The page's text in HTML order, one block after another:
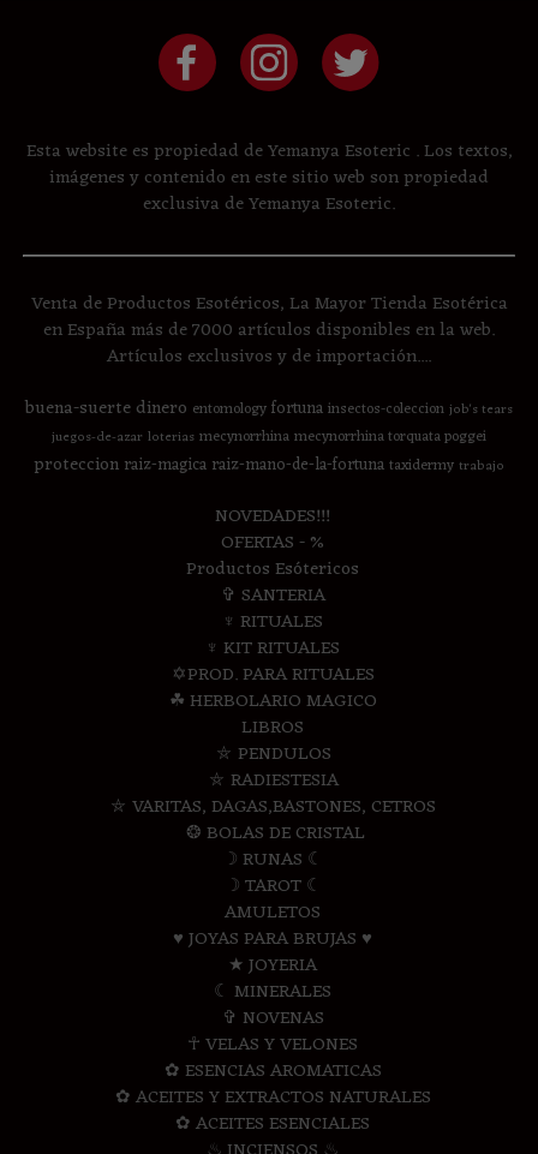
Esta website es propiedad de Yemanya Esoteric . Los textos,
imágenes y contenido en este sitio web son propiedad
exclusiva de Yemanya Esoteric.
Venta de Productos Esotéricos, La Mayor Tienda Esotérica
en España más de 7000 artículos disponibles en la web.
Artículos exclusivos y de importación....
buena-suertedinero entomologyfortunainsectos-coleccion job's tears
juegos-de-azar loterias mecynorrhinamecynorrhina torquata poggei
proteccion raiz-magica raiz-mano-de-la-fortunataxidermy trabajo
NOVEDADES!!!
OFERTAS - %
Productos Esótericos
✞ SANTERIA
♆ RITUALES
♆ KIT RITUALES
✡PROD. PARA RITUALES
☘ HERBOLARIO MAGICO
LIBROS
⛤ PENDULOS
⛤ RADIESTESIA
⛤ VARITAS, DAGAS,BASTONES, CETROS
❂ BOLAS DE CRISTAL
☽ RUNAS ☾
☽ TAROT ☾
AMULETOS
♥ JOYAS PARA BRUJAS ♥
★ JOYERIA
☾ MINERALES
✞ NOVENAS
☥ VELAS Y VELONES
✿ ESENCIAS AROMATICAS
✿ ACEITES Y EXTRACTOS NATURALES
✿ ACEITES ESENCIALES